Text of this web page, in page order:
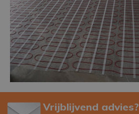
Vrijblijvend advies?